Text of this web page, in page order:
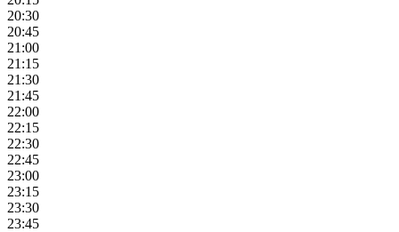
20:30
20:45
21:00
21:15
21:30
21:45
22:00
22:15
22:30
22:45
23:00
23:15
23:30
23:45